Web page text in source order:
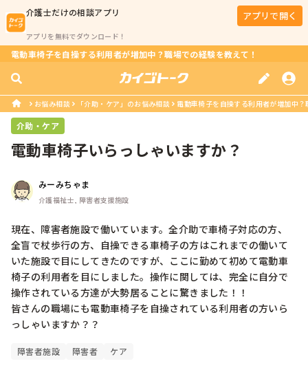
介護士だけの相談アプリ
アプリを無料でダウンロード！
アプリで開く
電動車椅子を自操する利用者が増加中？職場での経験を教えて！
お悩み相談 「介助・ケア」のお悩み相談 電動車椅子を自操する利用者が増加中
介助・ケア
電動車椅子いらっしゃいますか？
みーみちゃま
介護福祉士, 障害者支援施設
現在、障害者施設で働いています。全介助で車椅子対応の方、
全盲で杖歩行の方、自操できる車椅子の方はこれまでの働いて
いた施設で目にしてきたのですが、ここに勤めて初めて電動車
椅子の利用者を目にしました。操作に関しては、完全に自分で
操作されている方達が大勢居ることに驚きました！！
皆さんの職場にも電動車椅子を自操されている利用者の方いら
っしゃいますか？？
障害者施設 障害者 ケア